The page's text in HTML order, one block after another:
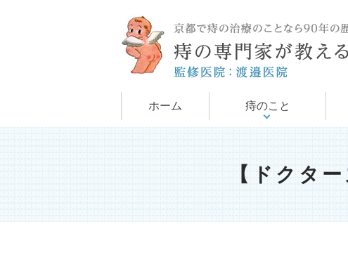
ホーム 痔のこと
痔について
手術について
【ドクタ